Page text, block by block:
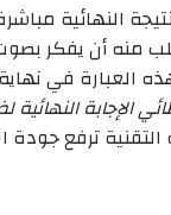
النهائية
منه أن يفكر
العبارة في
الإجابة النهائية
ترفع جودة